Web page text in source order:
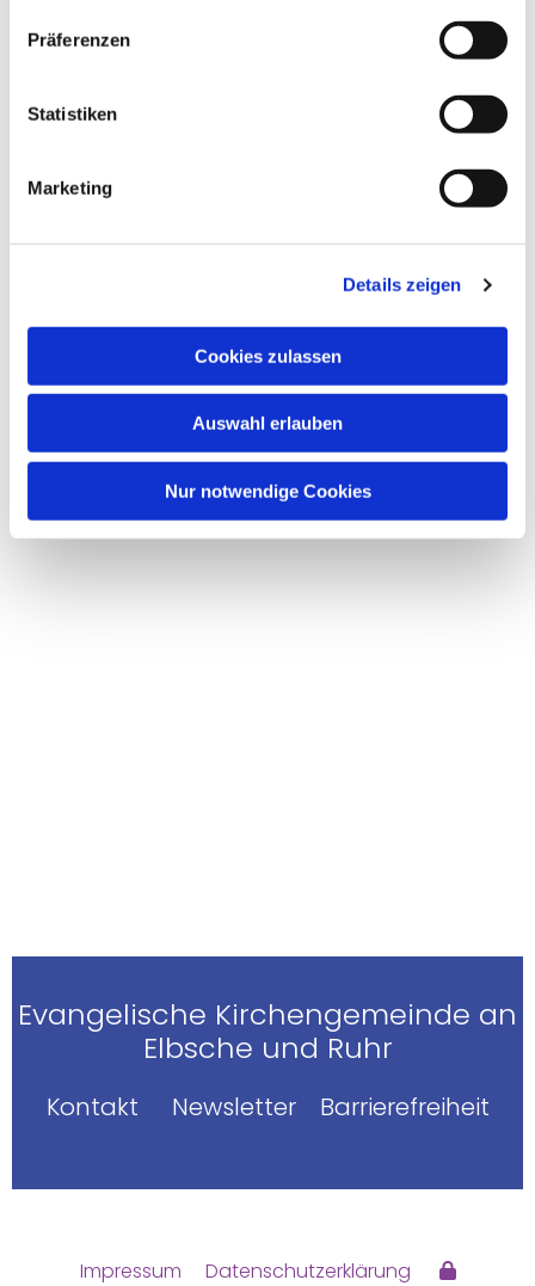
Präferenzen
Statistiken
Marketing
Details zeigen
Cookies zulassen
Auswahl erlauben
Nur notwendige Cookies
Dies könnte Sie auch
interessieren
Evangelische Kirchengemeinde an
Elbsche und Ruhr
Kontakt Newsletter Barrierefreiheit
Impressum Datenschutzerklärung